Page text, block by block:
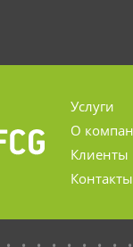
Услуги
О
Клиенты
Контакты